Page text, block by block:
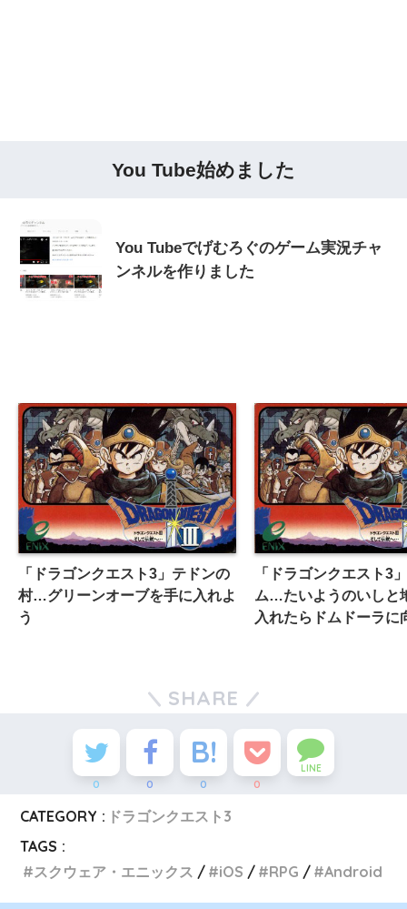
You Tube始めました
You Tubeでげむろぐのゲーム実況チャ
ンネルを作りました
「ドラゴンクエスト3」テドンの
村…グリーンオーブを手に入れよ
う
「ドラゴンクエスト3
ム…たいようのいしと
入れたらドムドーラに
SHARE
0 0 0 0
LINE
CATEGORY : ドラゴンクエスト3
TAGS :
スクウェア・エニックス
iOS RPG Android